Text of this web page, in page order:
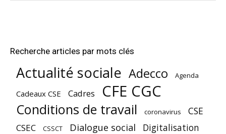
Recherche articles par mots clés
Actualité sociale Adecco Agenda
Cadeaux CSE Cadres CFE CGC
Conditions de travail coronavirus CSE
CSEC CSSCT Dialogue social Digitalisation